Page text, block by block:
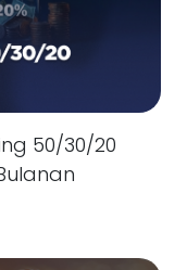
50/30/20